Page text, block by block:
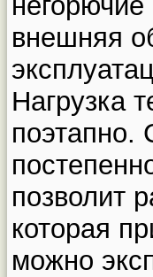
внешняя
Нагрузка
поэтапно.
позволит
которая
можно